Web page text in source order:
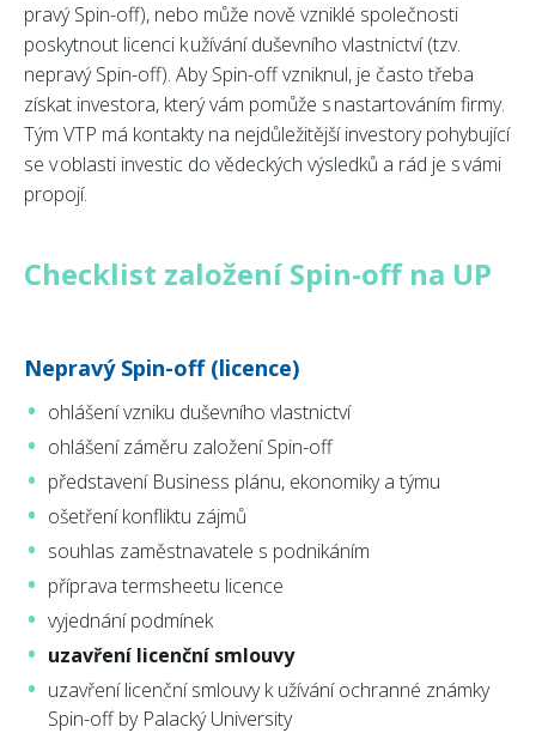
pravý Spin-off), nebo může nově vzniklé společnosti
poskytnout licenci k užívání duševního vlastnictví (tzv.
nepravý Spin-off). Aby Spin-off vzniknul, je často třeba
získat investora, který vám pomůže s nastartováním firmy.
Tým VTP má kontakty na nejdůležitější investory pohybující
se v oblasti investic do vědeckých výsledků a rád je s vámi
propojí.
Checklist založení Spin-off na UP
Nepravý Spin-off (licence)
ohlášení vzniku duševního vlastnictví
ohlášení záměru založení Spin-off
představení Business plánu, ekonomiky a týmu
ošetření konfliktu zájmů
souhlas zaměstnavatele s podnikáním
příprava termsheetu licence
vyjednání podmínek
uzavření licenční smlouvy
uzavření licenční smlouvy k užívání ochranné známky
Spin-off by Palacký University